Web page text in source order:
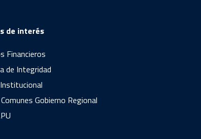
de interés
Financieros
de Integridad
Gobierno Regional